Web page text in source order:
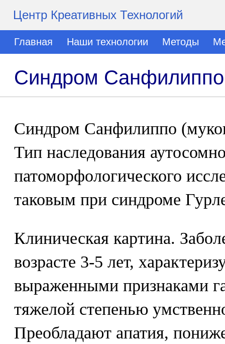
Центр Креативных Технологий
Главная Наши технологии Методы
Синдром Санфилиппо
Синдром Санфилиппо
Тип наследования
патоморфологического
таковым при синдроме
Клиническая картина.
возрасте 3-5 лет,
выраженными признаками
тяжелой степенью
Преобладают апатия,